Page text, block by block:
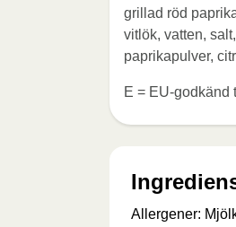
grillad röd
vitlök, vatten,
paprikapulver,
E = EU-godkänd
Allergener: